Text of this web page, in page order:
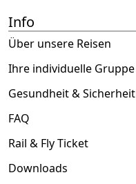
Info
Über unsere Reisen
Ihre individuelle Gruppe
Gesundheit & Sicherheit
FAQ
Rail & Fly Ticket
Downloads